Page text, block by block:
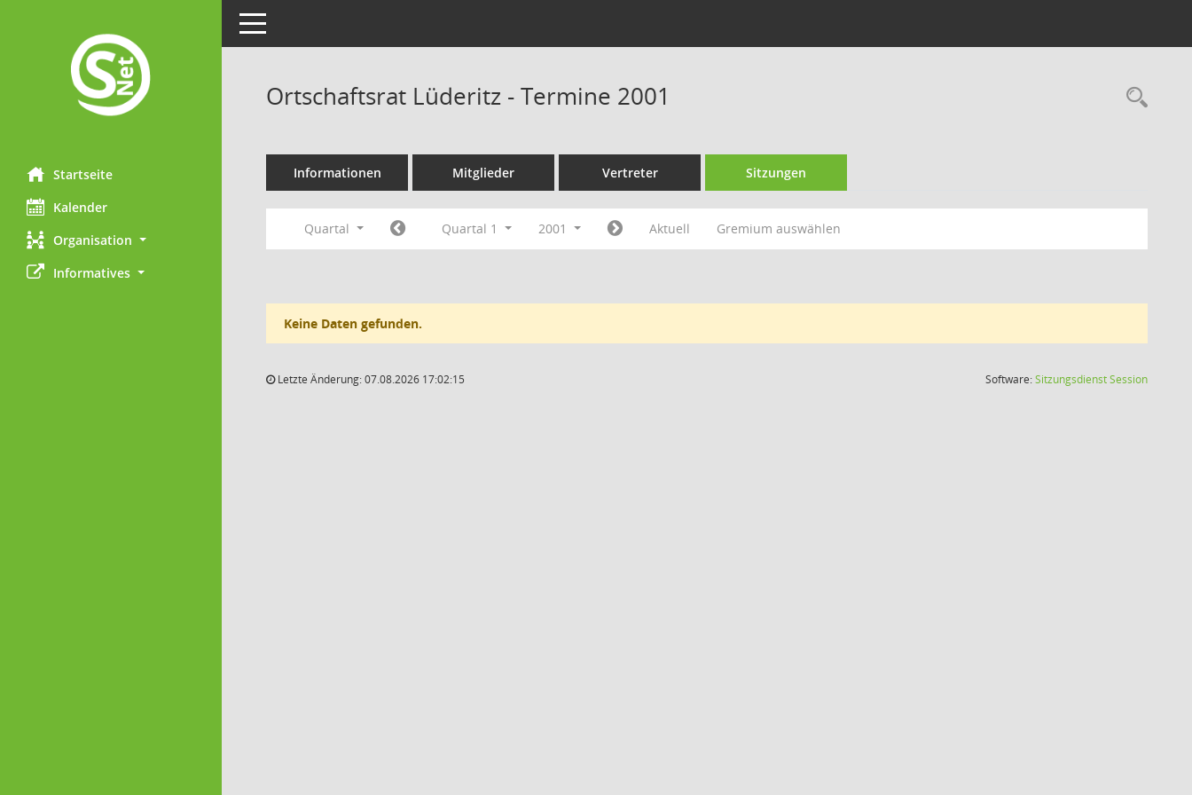
Startseite
Kalender
Organisation
Informatives
Toggle navigation
Ortschaftsrat Lüderitz - Termine 2001
Informationen Mitglieder Vertreter Sitzungen
Quartal Quartal 1 2001 Aktuell Gremium auswählen
Keine Daten gefunden.
Letzte Änderung: 07.08.2026 17:02:15 Software:SitzungsdienstSession(Wird in